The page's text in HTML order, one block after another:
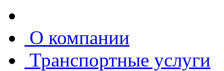
О компании
Транспортные услуги